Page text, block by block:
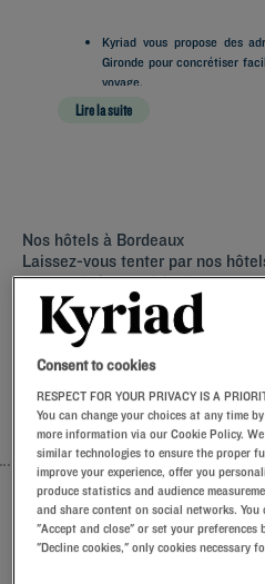
Kyriad vous propose des
Gironde pour concrétiser
voyage.
L'assurance de dormir dans
Lire la suite
Nos hôtels à Bordeaux
Laissez-vous tenter par nos
votre arrivée, nos hôteliers vous
de petites attentions. Vous
notre oreiller à mémoire de
journée, goûtez à la différence
par la fraîcheur du Frozen
deux bonnes raisons de revenir !
LISTE CARTE
Consent to cookies
RESPECT FOR YOUR PRIVACY IS A
You can change your choices at any time
more information via our Cookie Policy.
similar technologies to ensure the proper
improve your experience, offer you
produce statistics and audience
and share content on social networks.
"Accept and close" or set your preferences
"Decline cookies," only cookies necessary